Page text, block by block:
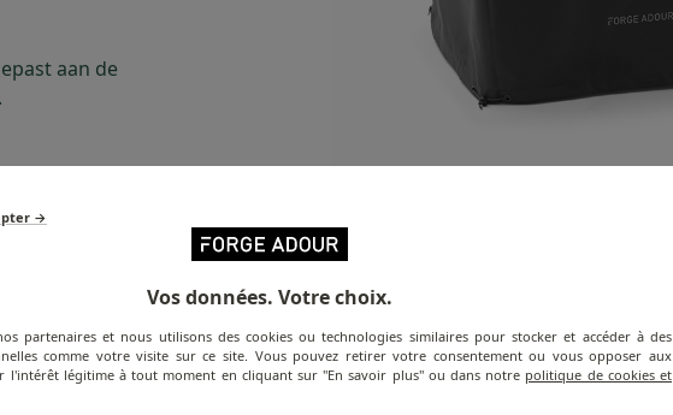
aan de
→
Vos données. Votre choix.
partenaires et nous utilisons des cookies ou technologies similaires pour stocker et accéder à des
comme votre visite sur ce site. Vous pouvez retirer votre consentement ou vous opposer aux
l'intérêt légitime à tout moment en cliquant sur "En savoir plus" ou dans notre politique de cookies et